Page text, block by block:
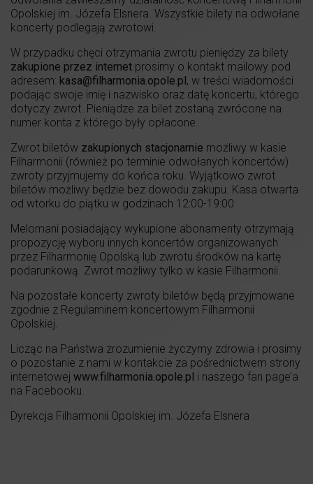
Opolskiej im. Józefa Elsnera. Wszystkie bilety na odwołane
koncerty podlegają zwrotowi.
W przypadku chęci otrzymania zwrotu pieniędzy za bilety
zakupione przez internet prosimy o kontakt mailowy pod
adresem: kasa@filharmonia.opole.pl , w treści wiadomości
podając swoje imię i nazwisko oraz datę koncertu, którego
dotyczy zwrot. Pieniądze za bilet zostaną zwrócone na
numer konta z którego były opłacone.
Zwrot biletów zakupionych stacjonarnie możliwy w kasie
Filharmonii (również po terminie odwołanych koncertów)
zwroty przyjmujemy do końca roku. Wyjątkowo zwrot
biletów możliwy będzie bez dowodu zakupu. Kasa otwarta
od wtorku do piątku w godzinach 12:00-19:00
Melomani posiadający wykupione abonamenty otrzymają
propozycję wyboru innych koncertów organizowanych
przez Filharmonię Opolską lub zwrotu środków na kartę
podarunkową. Zwrot możliwy tylko w kasie Filharmonii.
Na pozostałe koncerty zwroty biletów będą przyjmowane
zgodnie z Regulaminem koncertowym Filharmonii
Opolskiej.
Licząc na Państwa zrozumienie życzymy zdrowia i prosimy
o pozostanie z nami w kontakcie za pośrednictwem strony
internetowej www.filharmonia.opole.pl i naszego fan page’a
na Facebooku.
Dyrekcja Filharmonii Opolskiej im. Józefa Elsnera